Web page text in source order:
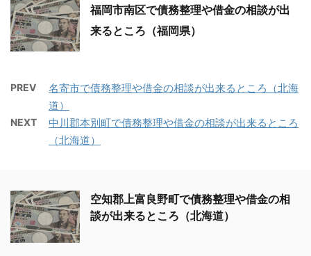
福岡市南区で債務整理や借金の相談が出
来るところ（福岡県）
PREV
名寄市で債務整理や借金の相談が出来るところ（北海
道）
NEXT
中川郡本別町で債務整理や借金の相談が出来るところ
（北海道）
空知郡上富良野町で債務整理や借金の相
談が出来るところ（北海道）